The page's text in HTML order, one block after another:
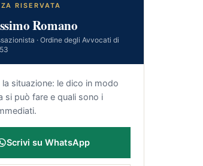
RISERVATA
Romano
· Ordine degli Avvocati di
situazione: le dico in modo
si può fare e quali sono i
Scrivi su WhatsApp